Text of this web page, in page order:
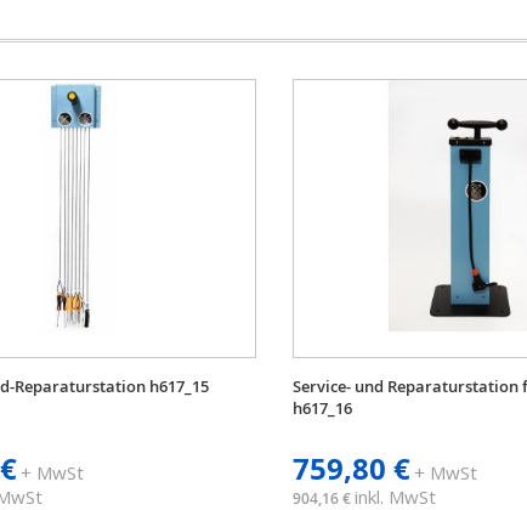
Reparaturstation h617_15
+ MwSt
Service- und Reparaturstation
h617_16
759,80 €+ MwSt
904,16 € inkl. MwSt